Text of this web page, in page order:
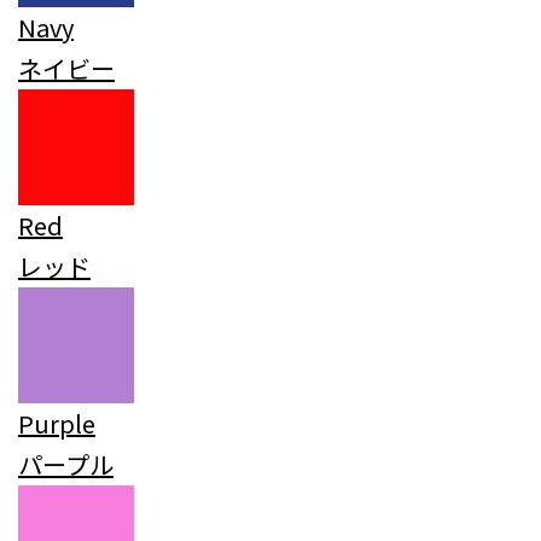
Navy
ネイビー
Red
レッド
Purple
パープル